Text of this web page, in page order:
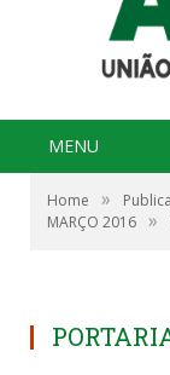
MENU
Home »
MARÇO 2016 »